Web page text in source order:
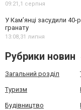
09:21,1 серпня
У Камʼянці засудили
гранату
13:08,31 липня
Рубрики новин
Загальний розділ
Туризм
Будівництво